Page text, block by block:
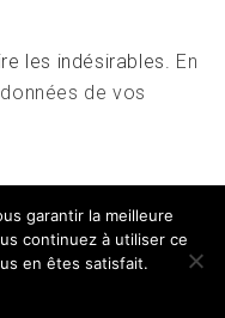
les indésirables. En
de vos
Magazine Prime
garantir la meilleure
continuez à utiliser ce
en êtes satisfait.